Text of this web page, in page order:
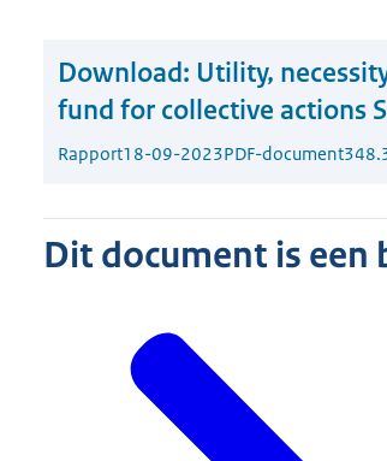
Download: Utility,
fund for collective actions
Rapport18-09-2023PDF-document
Dit document is een